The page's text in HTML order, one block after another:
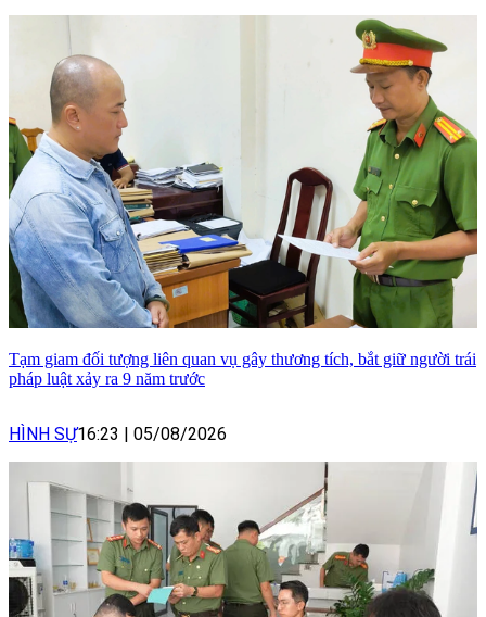
Tạm giam đối tượng liên quan vụ gây thương tích, bắt giữ người trái
pháp luật xảy ra 9 năm trước
HÌNH SỰ16:23 05/08/2026